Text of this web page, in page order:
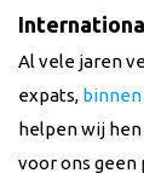
Al vele jaren
expats, binnen
helpen wij
voor ons geen